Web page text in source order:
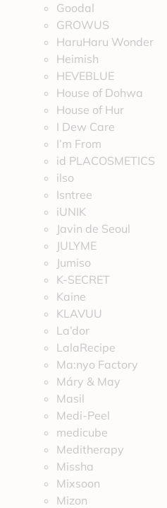
Goodal
GROWUS
HaruHaru Wonder
Heimish
HEVEBLUE
House of Dohwa
House of Hur
I Dew Care
I’m From
id PLACOSMETICS
ilso
Isntree
iUNIK
Javin de Seoul
JULYME
Jumiso
K-SECRET
Kaine
KLAVUU
La’dor
LalaRecipe
Ma:nyo Factory
Máry & May
Masil
Medi-Peel
medicube
Meditherapy
Missha
Mixsoon
Mizon